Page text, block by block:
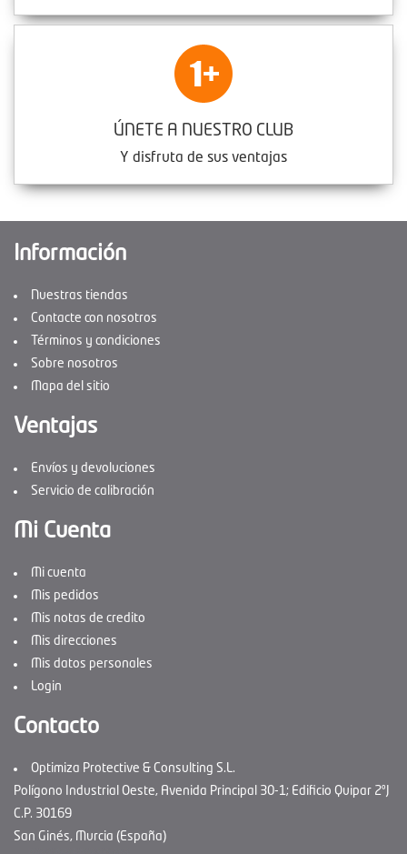
ÚNETE A NUESTRO CLUB
Y disfruta de sus ventajas
Información
Nuestras tiendas
Contacte con nosotros
Términos y condiciones
Sobre nosotros
Mapa del sitio
Ventajas
Envíos y devoluciones
Servicio de calibración
Mi Cuenta
Mi cuenta
Mis pedidos
Mis notas de credito
Mis direcciones
Mis datos personales
Login
Contacto
Optimiza Protective & Consulting S.L.
Polígono Industrial Oeste, Avenida Principal 30-1; Edificio Quipar 2ºJ
C.P. 30169
San Ginés, Murcia (España)